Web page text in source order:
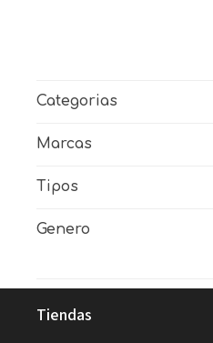
Categorias
Marcas
Tipos
Genero
tiendas